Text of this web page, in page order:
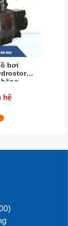
bơi
hệ